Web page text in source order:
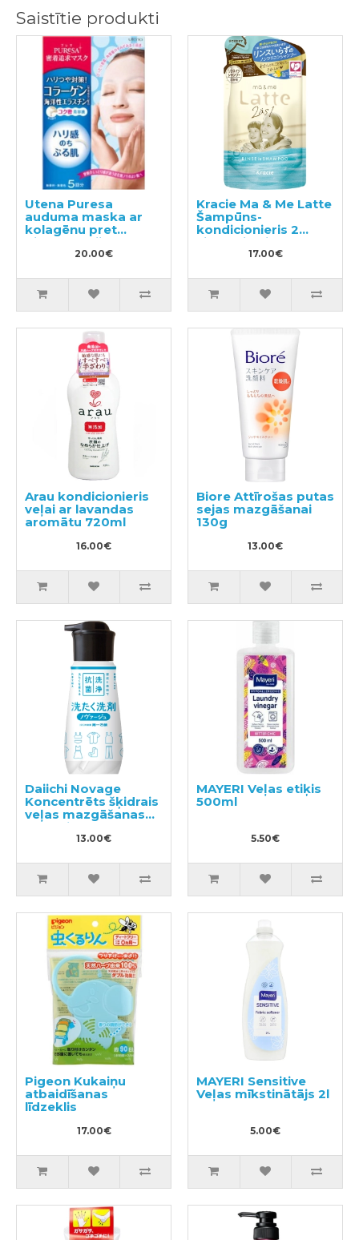
Saistītie produkti
Utena Puresa
auduma maska ar
kolagēnu pret
pigmentāciju 5gab
20.00€
Kracie Ma & Me Latte
Šampūns-
kondicionieris 2
vienā pildviela 360ml
17.00€
Arau kondicionieris
veļai ar lavandas
aromātu 720ml
16.00€
Biore Attīrošas putas
sejas mazgāšanai
130g
13.00€
Daiichi Novage
Koncentrēts šķidrais
veļas mazgāšanas
līdzeklis 300ml
13.00€
MAYERI Veļas etiķis
500ml
5.50€
Pigeon Kukaiņu
atbaidīšanas
līdzeklis
17.00€
MAYERI Sensitive
Veļas mīkstinātājs 2l
5.00€